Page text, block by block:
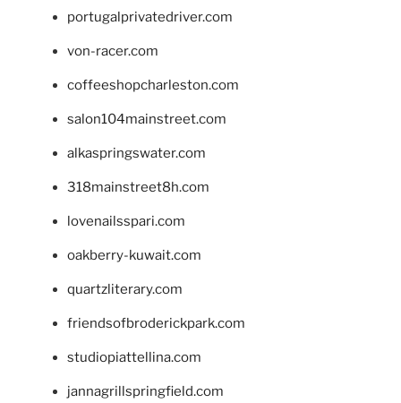
portugalprivatedriver.com
von-racer.com
coffeeshopcharleston.com
salon104mainstreet.com
alkaspringswater.com
318mainstreet8h.com
lovenailsspari.com
oakberry-kuwait.com
quartzliterary.com
friendsofbroderickpark.com
studiopiattellina.com
jannagrillspringfield.com